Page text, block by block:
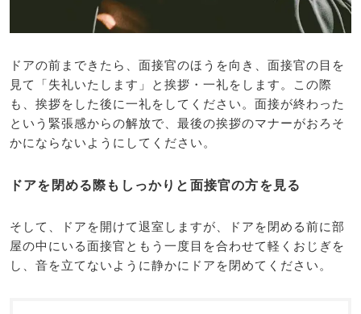
ドアの前まできたら、面接官のほうを向き、面接官の目を
見て「失礼いたします」と挨拶・一礼をします。この際
も、挨拶をした後に一礼をしてください。面接が終わった
という緊張感からの解放で、最後の挨拶のマナーがおろそ
かにならないようにしてください。
ドアを閉める際もしっかりと面接官の方を見る
そして、ドアを開けて退室しますが、ドアを閉める前に部
屋の中にいる面接官ともう一度目を合わせて軽くおじぎを
し、音を立てないように静かにドアを閉めてください。